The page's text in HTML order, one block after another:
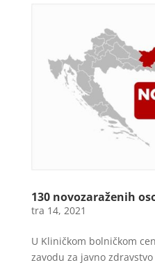
130 novozaraženih
tra 14, 2021
U Kliničkom bolničkom
zavodu za javno